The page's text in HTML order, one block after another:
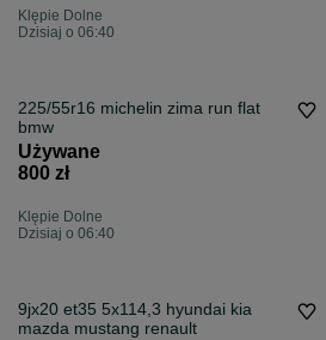
Klępie Dolne
Dzisiaj o 06:40
225/55r16 michelin zima run flat
bmw
Używane
800 zł
Klępie Dolne
Dzisiaj o 06:40
9jx20 et35 5x114,3 hyundai kia
mazda mustang renault